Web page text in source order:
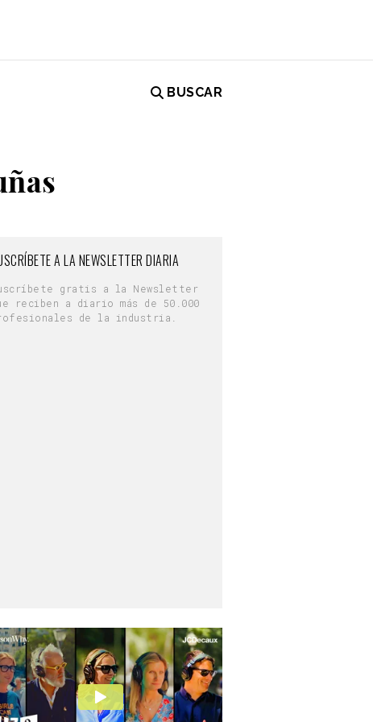
BUSCAR
A LA NEWSLETTER DIARIA
gratis a la Newsletter
reciben a diario más de 50.000
de la industria.